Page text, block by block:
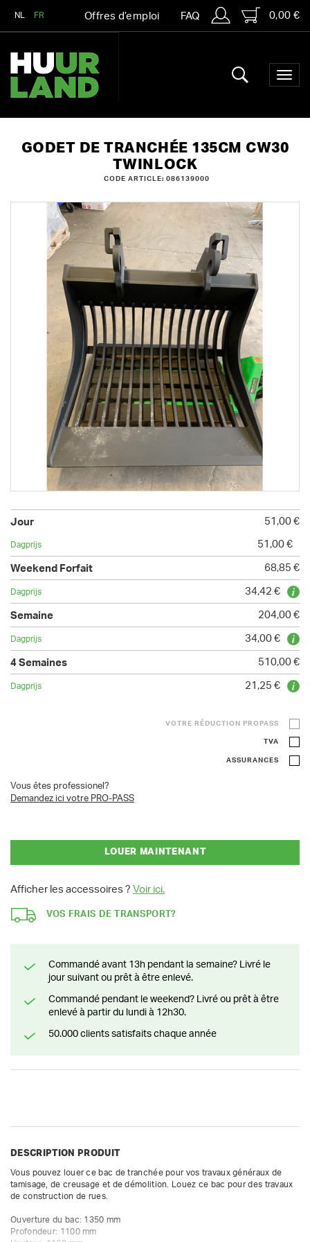
NL FR Offres d’emploi FAQ 0,00 €
GODET DE TRANCHÉE 135CM CW30
TWINLOCK
CODE ARTICLE: 086139000
51,00 €
51,00 €
68,85 €
34,42 €
204,00 €
34,00 €
510,00 €
21,25 €
VOTRE RÉDUCTION PROPASS
TVA
ASSURANCES
Vous êtes professionel?
Demandez ici votre PRO-PASS
LOUER MAINTENANT
Afficher les accessoires ? Voir ici.
VOS FRAIS DE TRANSPORT?
Commandé avant 13h pendant la semaine? Livré le
jour suivant ou prêt à être enlevé.
Commandé pendant le weekend? Livré ou prêt à être
enlevé à partir du lundi à 12h30.
50.000 clients satisfaits chaque année
DESCRIPTION PRODUIT
Vous pouvez louer ce bac de tranchée pour vos travaux généraux de
tamisage, de creusage et de démolition. Louez ce bac pour des travaux
de construction de rues.
Ouverture du bac: 1350 mm
Profondeur: 1100 mm